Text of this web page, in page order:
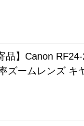
品】Canon
ズームレンズ キ